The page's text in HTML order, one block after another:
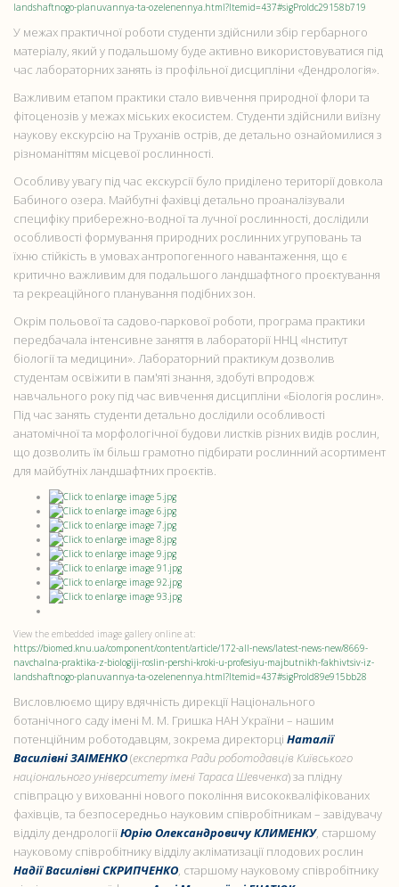
landshaftnogo-planuvannya-ta-ozelenennya.html?Itemid=437#sigProIdc29158b719
У межах практичної роботи студенти здійснили збір гербарного
матеріалу, який у подальшому буде активно використовуватися під
час лабораторних занять із профільної дисципліни «Дендрологія».
Важливим етапом практики стало вивчення природної флори та
фітоценозів у межах міських екосистем. Студенти здійснили виїзну
наукову екскурсію на Труханів острів, де детально ознайомилися з
різноманіттям місцевої рослинності.
Особливу увагу під час екскурсії було приділено території довкола
Бабиного озера. Майбутні фахівці детально проаналізували
специфіку прибережно-водної та лучної рослинності, дослідили
особливості формування природних рослинних угруповань та
їхню стійкість в умовах антропогенного навантаження, що є
критично важливим для подальшого ландшафтного проєктування
та рекреаційного планування подібних зон.
Окрім польової та садово-паркової роботи, програма практики
передбачала інтенсивне заняття в лабораторії ННЦ «Інститут
біології та медицини». Лабораторний практикум дозволив
студентам освіжити в пам'яті знання, здобуті впродовж
навчального року під час вивчення дисципліни «Біологія рослин».
Під час занять студенти детально дослідили особливості
анатомічної та морфологічної будови листків різних видів рослин,
що дозволить їм більш грамотно підбирати рослинний асортимент
для майбутніх ландшафтних проєктів.
View the embedded image gallery online at:
https://biomed.knu.ua/component/content/article/172-all-news/latest-news-new/8669-
navchalna-praktika-z-biologiji-roslin-pershi-kroki-u-profesiyu-majbutnikh-fakhivtsiv-iz-
landshaftnogo-planuvannya-ta-ozelenennya.html?Itemid=437#sigProId89e915bb28
Висловлюємо щиру вдячність дирекції Національного
ботанічного саду імені М. М. Гришка НАН України – нашим
потенційним роботодавцям, зокрема директорці Наталії
Василівні ЗАІМЕНКО(експертка Ради роботодавців Київського
національного університету імені Тараса Шевченка) за плідну
співпрацю у вихованні нового покоління висококваліфікованих
фахівців, та безпосередньо науковим співробітникам – завідувачу
відділу дендрологіїЮрію Олександровичу КЛИМЕНКУ, старшому
науковому співробітнику відділу акліматизації плодових рослин
Надії Василівні СКРИПЧЕНКО, старшому науковому співробітнику